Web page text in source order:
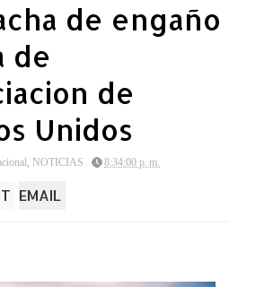
de engaño
de
de
Unidos
, NOTICIAS 8:34:00 p. m.
EMAIL